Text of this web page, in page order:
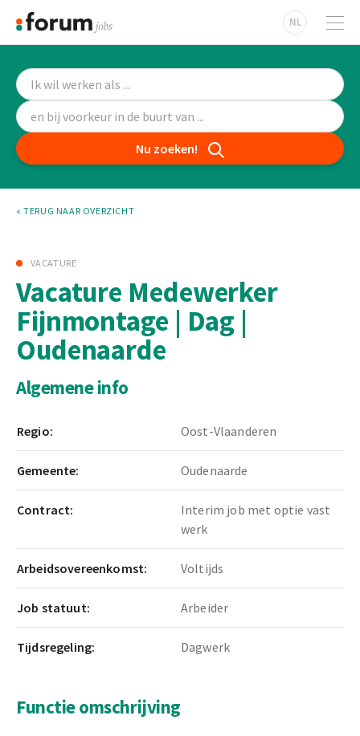
NL
Nu zoeken!
« TERUG NAAR OVERZICHT
VACATURE
Vacature Medewerker
Fijnmontage | Dag |
Oudenaarde
Algemene info
Regio: Oost-Vlaanderen
Gemeente: Oudenaarde
Contract:
Interim job met optie vast
werk
Arbeidsovereenkomst: Voltijds
Job statuut: Arbeider
Tijdsregeling: Dagwerk
Functie omschrijving